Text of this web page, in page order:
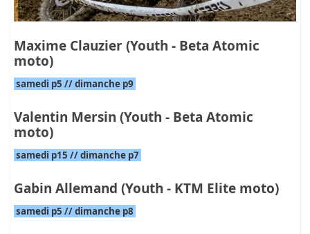
Maxime Clauzier (Youth - Beta Atomic
moto)
samedi p5 // dimanche p9
Valentin Mersin (Youth - Beta Atomic
moto)
samedi p15 // dimanche p7
Gabin Allemand (Youth - KTM Elite moto)
samedi p5 // dimanche p8